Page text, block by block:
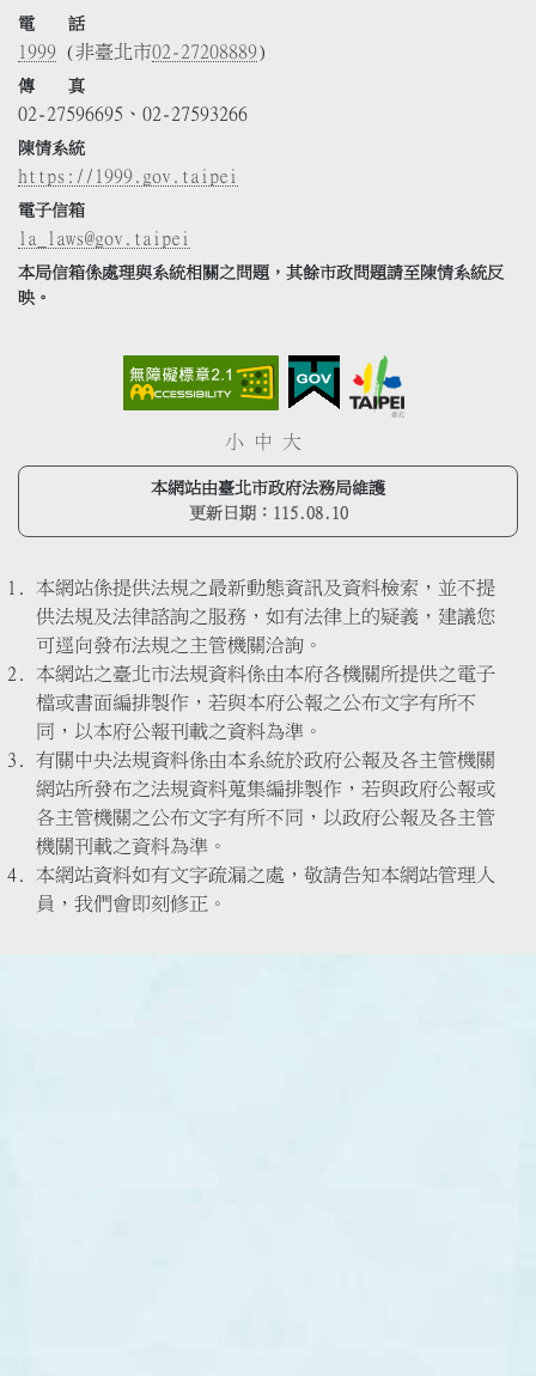
電 話
1999 (非臺北市02-27208889)
傳 真
02-27596695、02-27593266
陳情系統
https://1999.gov.taipei
電子信箱
la_laws@gov.taipei
本局信箱係處理與系統相關之問題，其餘市政問題請至陳情系統反
映。
小 中 大
本網站由臺北市政府法務局維護
更新日期： 115.08.10
本網站係提供法規之最新動態資訊及資料檢索，並不提
供法規及法律諮詢之服務，如有法律上的疑義，建議您
可逕向發布法規之主管機關洽詢。
本網站之臺北市法規資料係由本府各機關所提供之電子
檔或書面編排製作，若與本府公報之公布文字有所不
同，以本府公報刊載之資料為準。
有關中央法規資料係由本系統於政府公報及各主管機關
網站所發布之法規資料蒐集編排製作，若與政府公報或
各主管機關之公布文字有所不同，以政府公報及各主管
機關刊載之資料為準。
本網站資料如有文字疏漏之處，敬請告知本網站管理人
員，我們會即刻修正。